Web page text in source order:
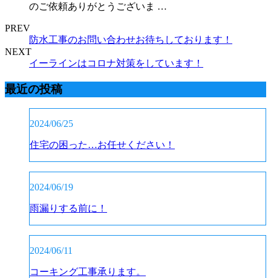
のご依頼ありがとうございま …
PREV
防水工事のお問い合わせお待ちしております！
NEXT
イーラインはコロナ対策をしています！
最近の投稿
2024/06/25
住宅の困った…お任せください！
2024/06/19
雨漏りする前に！
2024/06/11
コーキング工事承ります。